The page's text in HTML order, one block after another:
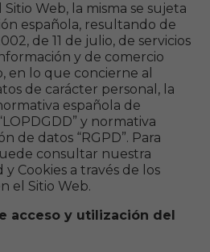
Web, la misma se sujeta
española, resultando de
de 11 de julio, de servicios
y de comercio
en lo que concierne al
de carácter personal, la
española de
y normativa
de datos “RGPD”. Para
consultar nuestra
Cookies a través de los
el Sitio Web.
acceso y utilización del